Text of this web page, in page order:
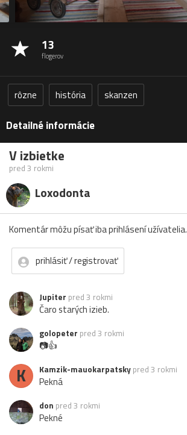
13
flogerov
rôzne história skanzen
Detailné informácie
V izbietke
pred 3 rokmi
Loxodonta
Komentár môžu písať iba prihlásení užívatelia.
prihlásiť / registrovať
Jupiter pred 3 rokmi
Čaro starých izieb.
golopeter pred 3 rokmi
📷👍
K Kamzik-mauokarpatsky pred 3 rokmi
Pekná
don pred 3 rokmi
Pekné